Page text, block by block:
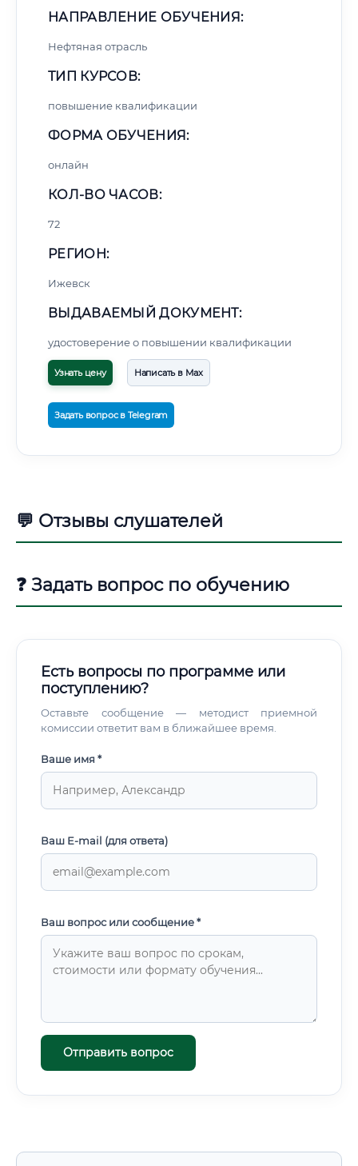
НАПРАВЛЕНИЕ ОБУЧЕНИЯ:
Нефтяная отрасль
ТИП КУРСОВ:
повышение квалификации
ФОРМА ОБУЧЕНИЯ:
онлайн
КОЛ-ВО ЧАСОВ:
72
РЕГИОН:
Ижевск
ВЫДАВАЕМЫЙ ДОКУМЕНТ:
удостоверение о повышении квалификации
Узнать цену Написать в Max
Задать вопрос в Telegram
💬 Отзывы слушателей
❓ Задать вопрос по обучению
Есть вопросы по программе или
поступлению?
Оставьте сообщение — методист приемной
комиссии ответит вам в ближайшее время.
Ваше имя *
Ваш E-mail (для ответа)
Ваш вопрос или сообщение *
Отправить вопрос